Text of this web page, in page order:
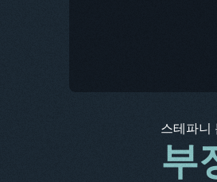
스테파니
부